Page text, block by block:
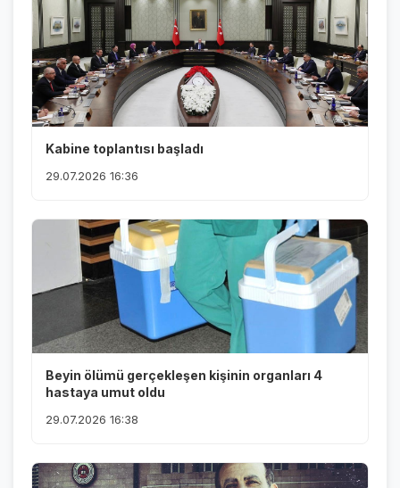
Kabine toplantısı başladı
29.07.2026 16:36
Beyin ölümü gerçekleşen kişinin organları 4
hastaya umut oldu
29.07.2026 16:38